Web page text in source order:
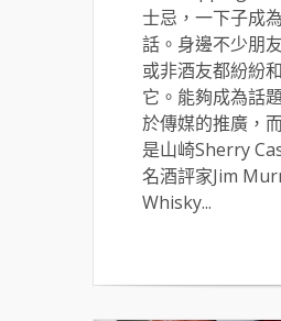
士忌，一下子成
話。身邊不少朋
或非酒友都紛紛
它。能夠成為話
於傳媒的推廣，
是山崎Sherry
名酒評家Jim
Whisky...